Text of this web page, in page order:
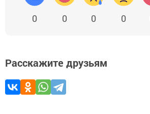
0 0 0 0
Расскажите друзьям